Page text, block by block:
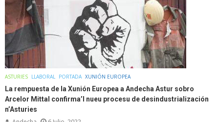
ASTURIES LLABORAL PORTADA XUNIÓN EUROPEA
La rempuesta de la Xunión Europea a Andecha Astur sobro
Arcelor Mittal confirma’l nueu procesu de desindustrialización
n’Asturies